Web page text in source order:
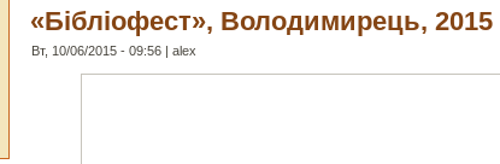
«Бібліофест», Володимирець, 2015
Вт, 10/06/2015 - 09:56 | alex